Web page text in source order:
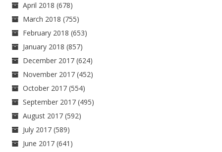
April 2018 (678)
March 2018 (755)
February 2018 (653)
January 2018 (857)
December 2017 (624)
November 2017 (452)
October 2017 (554)
September 2017 (495)
August 2017 (592)
July 2017 (589)
June 2017 (641)